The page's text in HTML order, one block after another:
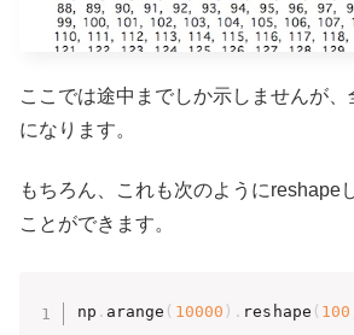
ここでは途中までしか示しませんが、
になります。
もちろん、これも次のようにreshape
ことができます。
np . arange ( 10000 ) . reshape ( 100